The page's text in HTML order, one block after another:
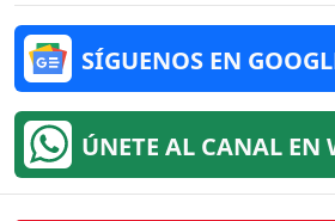
SÍGUENOS EN
ÚNETE AL CANAL EN